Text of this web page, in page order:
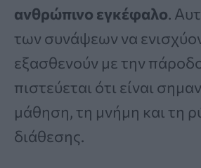
ανθρώπινο εγκέφαλο.
των συνάψεων να
εξασθενούν με την
πιστεύεται ότι είναι
μάθηση, τη μνήμη και τη
διάθεσης.